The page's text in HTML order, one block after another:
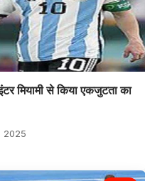
मियामी से किया एकजुटता का
2025